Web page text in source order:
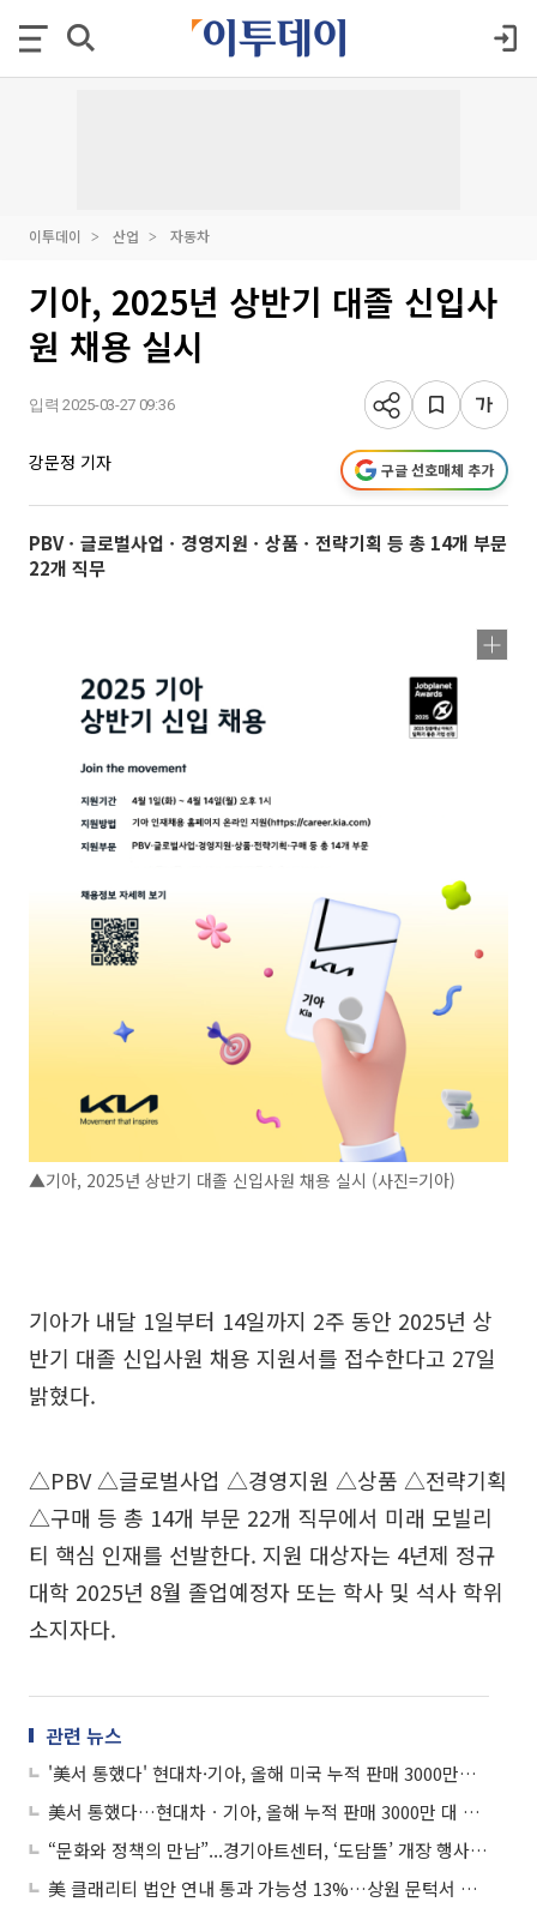
이투데이 산업 자동차
기아, 2025년 상반기 대졸 신입사
원 채용 실시
입력 2025-03-27 09:36
강문정 기자 구글 선호매체 추가
PBVㆍ글로벌사업ㆍ경영지원ㆍ상품ㆍ전략기획 등 총 14개 부문
22개 직무
▲기아, 2025년 상반기 대졸 신입사원 채용 실시 (사진=기아)
기아가 내달 1일부터 14일까지 2주 동안 2025년 상
반기 대졸 신입사원 채용 지원서를 접수한다고 27일
밝혔다.
△PBV △글로벌사업 △경영지원 △상품 △전략기획
△구매 등 총 14개 부문 22개 직무에서 미래 모빌리
티 핵심 인재를 선발한다. 지원 대상자는 4년제 정규
대학 2025년 8월 졸업예정자 또는 학사 및 석사 학위
소지자다.
관련 뉴스
'美서 통했다' 현대차·기아, 올해 미국 누적 판매 3000만대 돌파 눈앞
美서 통했다…현대차ㆍ기아, 올해 누적 판매 3000만 대 돌파 전망
“문화와 정책의 만남”...경기아트센터, ‘도담뜰’ 개장 행사서 문화예술로 도민과 소통
美 클래리티 법안 연내 통과 가능성 13%…상원 문턱서 제동